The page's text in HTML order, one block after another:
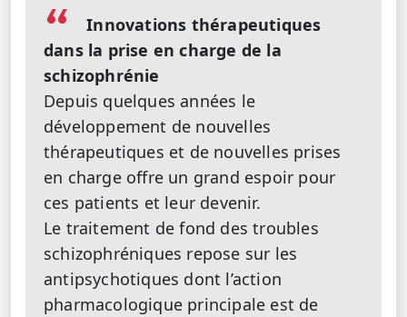
Innovations thérapeutiques
dans la prise en charge de la
schizophrénie
Depuis quelques années le
développement de nouvelles
thérapeutiques et de nouvelles prises
en charge offre un grand espoir pour
ces patients et leur devenir.
Le traitement de fond des troubles
schizophréniques repose sur les
antipsychotiques dont l’action
pharmacologique principale est de